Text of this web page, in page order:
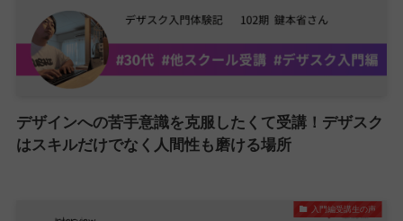
デザインへの苦手意識を克服したくて受講！デザスク
はスキルだけでなく人間性も磨ける場所
入門編受講生の声